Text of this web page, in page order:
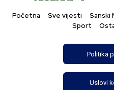
Početna Sve vijesti Sanski
Sport
Politika
Uslovi